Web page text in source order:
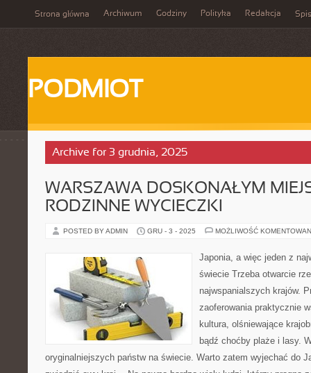
Strona główna Archiwum Godziny Polityka Redakcja
PODMIOT
Archive for 3 grudnia, 2025
WARSZAWA DOSKONAŁYM
RODZINNE WYCIECZKI
POSTED BY ADMIN GRU - 3 - 2025 MOŻLIWOŚĆ
Japonia, a więc jeden z
świecie Trzeba otwarcie
najwspanialszych krajów.
zaoferowania praktycznie
kultura, olśniewające
bądź choćby plaże i lasy.
oryginalniejszych państw na świecie. Warto zatem wyjechać do